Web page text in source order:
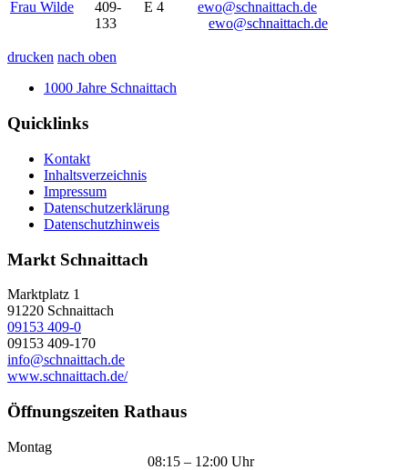
Frau Wilde
409-
133
E 4
ewo@schnaittach.de
drucken nach oben
1000 Jahre Schnaittach
Quicklinks
Kontakt
Inhaltsverzeichnis
Impressum
Datenschutzerklärung
Datenschutzhinweis
Markt Schnaittach
Marktplatz 1
91220 Schnaittach
09153 409-0
09153 409-170
info@schnaittach.de
www.schnaittach.de/
Öffnungszeiten Rathaus
Montag
08:15 – 12:00 Uhr